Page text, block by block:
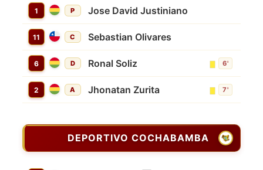
1 P Jose David Justiniano
11 C Sebastian Olivares
6 D Ronal Soliz 6'
2 A Jhonatan Zurita 7'
DEPORTIVO COCHABAMBA